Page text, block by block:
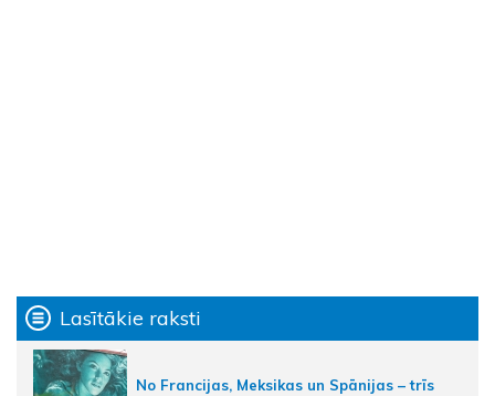
Lasītākie raksti
No Francijas, Meksikas un Spānijas – trīs